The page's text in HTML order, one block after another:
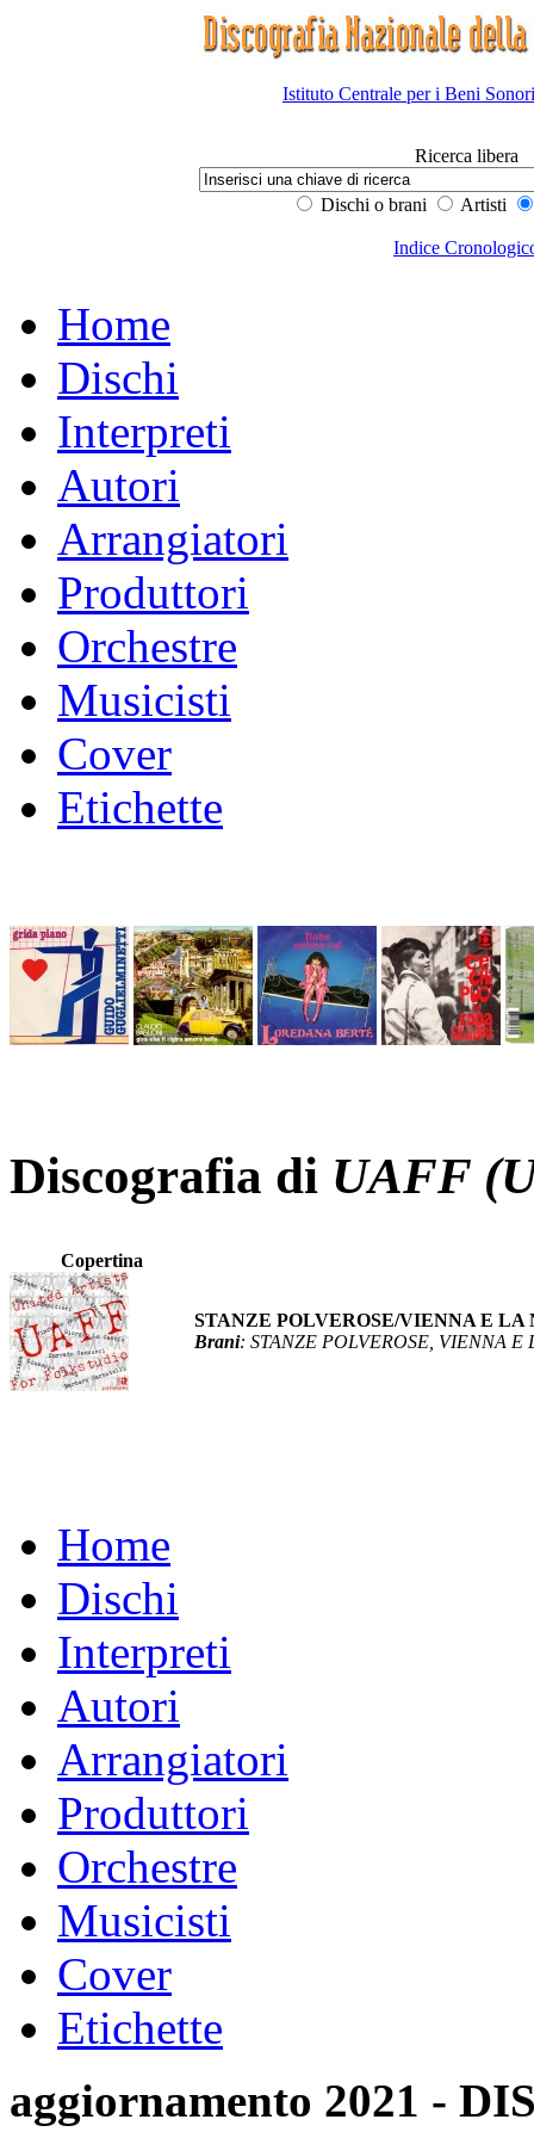
Istituto Centrale per i Beni
Ricerca libera
Dischi o brani Artisti
Indice
Home
Dischi
Interpreti
Autori
Arrangiatori
Produttori
Orchestre
Musicisti
Cover
Etichette
Discografia di UAFF
Copertina
STANZE POLVEROSE/VIENNA E LA
Brani: STANZE POLVEROSE, VIENNA E
Home
Dischi
Interpreti
Autori
Arrangiatori
Produttori
Orchestre
Musicisti
Cover
Etichette
aggiornamento 2021 -